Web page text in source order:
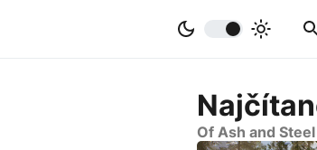
Of Ash and Steel